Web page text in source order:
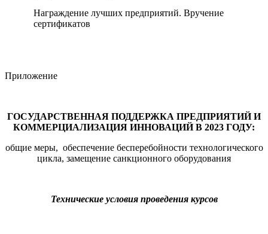
Награждение лучших предприятий. Вручение
сертификатов
Приложение
ГОСУДАРСТВЕННАЯ ПОДДЕРЖКА ПРЕДПРИЯТИЙ И
КОММЕРЦИАЛИЗАЦИЯ ИННОВАЦИЙ В 2023 ГОДУ:
общие меры, обеспечение бесперебойности технологического
цикла, замещение санкционного оборудования
Технические условия проведения курсов